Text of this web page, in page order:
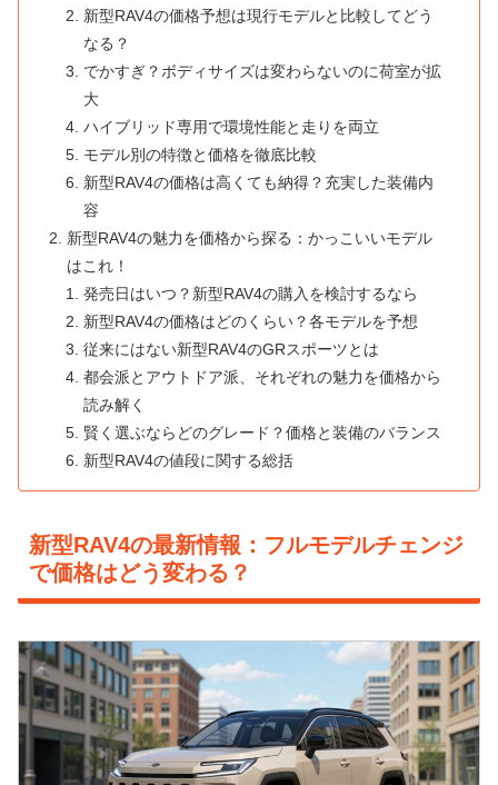
新型RAV4の価格予想は現行モデルと比較してどう
なる？
でかすぎ？ボディサイズは変わらないのに荷室が拡
大
ハイブリッド専用で環境性能と走りを両立
モデル別の特徴と価格を徹底比較
新型RAV4の価格は高くても納得？充実した装備内
容
新型RAV4の魅力を価格から探る：かっこいいモデル
はこれ！
発売日はいつ？新型RAV4の購入を検討するなら
新型RAV4の価格はどのくらい？各モデルを予想
従来にはない新型RAV4のGRスポーツとは
都会派とアウトドア派、それぞれの魅力を価格から
読み解く
賢く選ぶならどのグレード？価格と装備のバランス
新型RAV4の値段に関する総括
新型RAV4の最新情報：フルモデルチェンジ
で価格はどう変わる？